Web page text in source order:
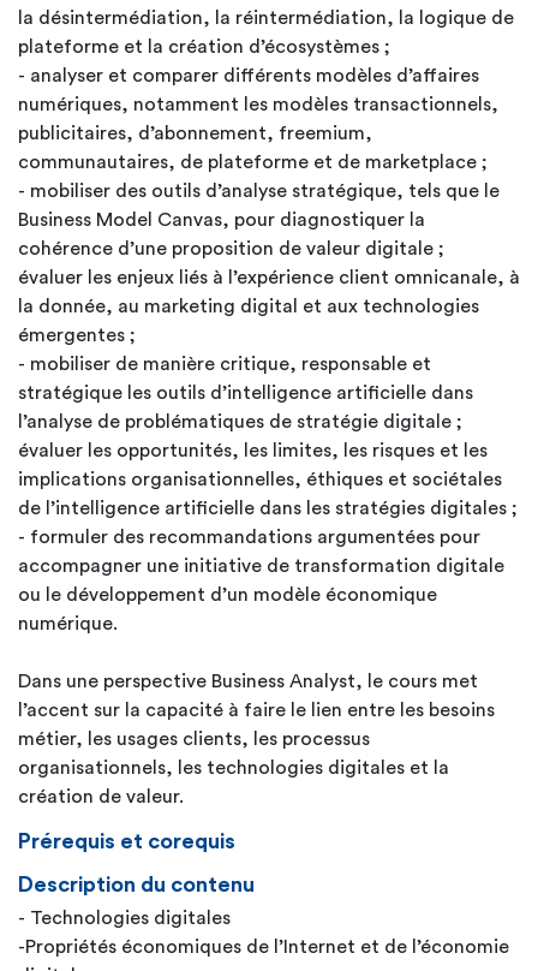
la désintermédiation, la réintermédiation, la logique de
plateforme et la création d’écosystèmes ;
- analyser et comparer différents modèles d’affaires
numériques, notamment les modèles transactionnels,
publicitaires, d’abonnement, freemium,
communautaires, de plateforme et de marketplace ;
- mobiliser des outils d’analyse stratégique, tels que le
Business Model Canvas, pour diagnostiquer la
cohérence d’une proposition de valeur digitale ;
évaluer les enjeux liés à l’expérience client omnicanale, à
la donnée, au marketing digital et aux technologies
émergentes ;
- mobiliser de manière critique, responsable et
stratégique les outils d’intelligence artificielle dans
l’analyse de problématiques de stratégie digitale ;
évaluer les opportunités, les limites, les risques et les
implications organisationnelles, éthiques et sociétales
de l’intelligence artificielle dans les stratégies digitales ;
- formuler des recommandations argumentées pour
accompagner une initiative de transformation digitale
ou le développement d’un modèle économique
numérique.
Dans une perspective Business Analyst, le cours met
l’accent sur la capacité à faire le lien entre les besoins
métier, les usages clients, les processus
organisationnels, les technologies digitales et la
création de valeur.
Prérequis et corequis
Description du contenu
- Technologies digitales
-Propriétés économiques de l’Internet et de l’économie